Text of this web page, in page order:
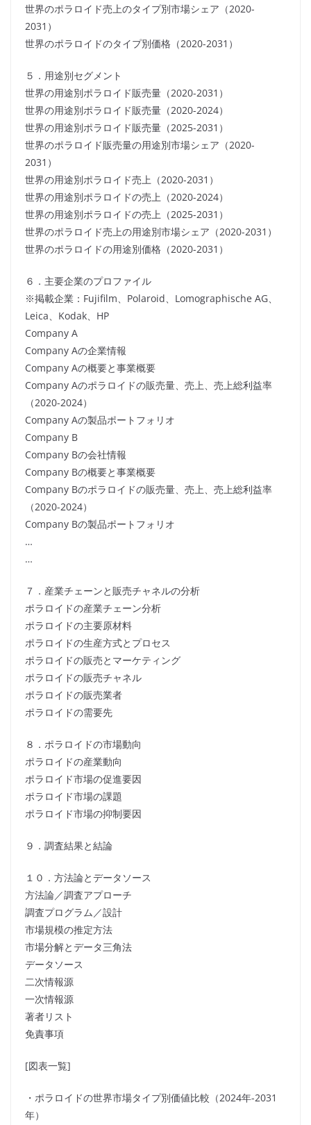
世界のポラロイド売上のタイプ別市場シェア（2020-
2031）
世界のポラロイドのタイプ別価格（2020-2031）
５．用途別セグメント
世界の用途別ポラロイド販売量（2020-2031）
世界の用途別ポラロイド販売量（2020-2024）
世界の用途別ポラロイド販売量（2025-2031）
世界のポラロイド販売量の用途別市場シェア（2020-
2031）
世界の用途別ポラロイド売上（2020-2031）
世界の用途別ポラロイドの売上（2020-2024）
世界の用途別ポラロイドの売上（2025-2031）
世界のポラロイド売上の用途別市場シェア（2020-2031）
世界のポラロイドの用途別価格（2020-2031）
６．主要企業のプロファイル
※掲載企業：Fujifilm、Polaroid、Lomographische AG、
Leica、Kodak、HP
Company A
Company Aの企業情報
Company Aの概要と事業概要
Company Aのポラロイドの販売量、売上、売上総利益率
（2020-2024）
Company Aの製品ポートフォリオ
Company B
Company Bの会社情報
Company Bの概要と事業概要
Company Bのポラロイドの販売量、売上、売上総利益率
（2020-2024）
Company Bの製品ポートフォリオ
…
…
７．産業チェーンと販売チャネルの分析
ポラロイドの産業チェーン分析
ポラロイドの主要原材料
ポラロイドの生産方式とプロセス
ポラロイドの販売とマーケティング
ポラロイドの販売チャネル
ポラロイドの販売業者
ポラロイドの需要先
８．ポラロイドの市場動向
ポラロイドの産業動向
ポラロイド市場の促進要因
ポラロイド市場の課題
ポラロイド市場の抑制要因
９．調査結果と結論
１０．方法論とデータソース
方法論／調査アプローチ
調査プログラム／設計
市場規模の推定方法
市場分解とデータ三角法
データソース
二次情報源
一次情報源
著者リスト
免責事項
[図表一覧]
・ポラロイドの世界市場タイプ別価値比較（2024年-2031
年）